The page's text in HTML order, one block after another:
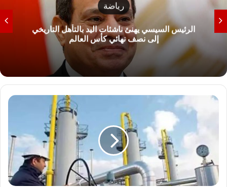
رياضة
الرئيس السيسي يهنئ ناشئات اليد بالتأهل التاريخي
إلى نصف نهائي كأس العالم
ت
م
د